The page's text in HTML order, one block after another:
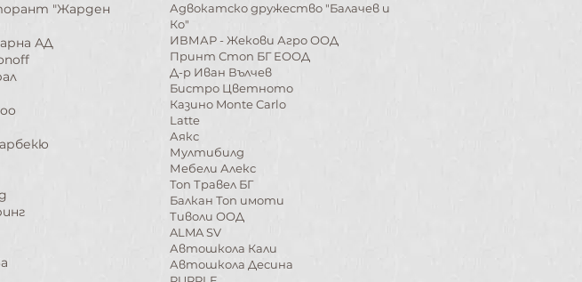
"Жарден
АД​
Адвокатско дружество "Балачев и
Ко"
ИВМАР - Жекови Агро ООД
Принт Стоп БГ ЕООД
Д-р Иван Вълчев
Бистро Цветното
Казино Monte Carlo
Latte
Аякс
Мултибилд
Мебели Алекс
​Топ Травел БГ
Балкан Топ имоти
Тиволи ООД
ALMA SV
Автошкола Кали
Автошкола Десина